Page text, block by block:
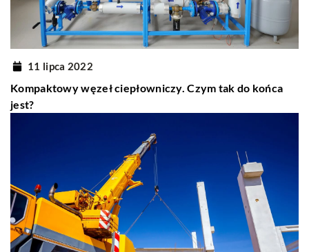
11 lipca 2022
Kompaktowy węzeł ciepłowniczy. Czym tak do końca
jest?